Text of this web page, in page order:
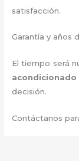
satisfacción.
Garantía y años
El tiempo será
decisión.
Contáctanos